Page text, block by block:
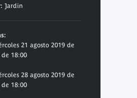
Jardin
21 agosto 2019 de
de 18:00
28 agosto 2019 de
de 18:00